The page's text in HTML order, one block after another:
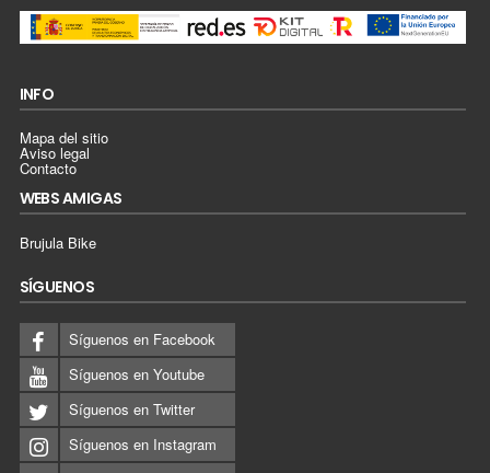
INFO
Mapa del sitio
Aviso legal
Contacto
WEBS AMIGAS
Brujula Bike
SÍGUENOS
Síguenos en Facebook
Síguenos en Youtube
Síguenos en Twitter
Síguenos en Instagram